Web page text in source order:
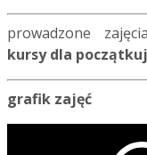
prowadzone
kursy dla
grafik zajęć